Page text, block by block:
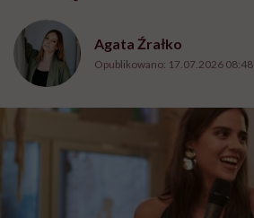
Agata Źrałko
Opublikowano: 17.07.2026 08:48